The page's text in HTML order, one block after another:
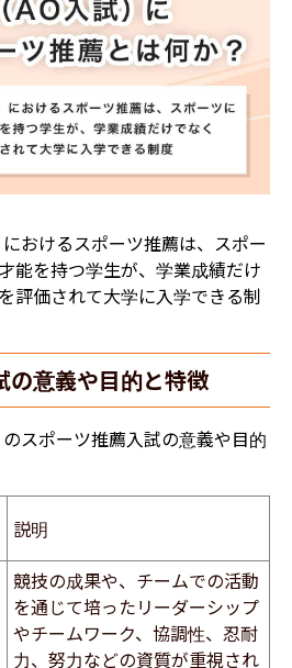
おけるスポーツ推薦は、スポー
能を持つ学生が、学業成績だけ
評価されて大学に入学できる制
の意義や目的と特徴
スポーツ推薦入試の意義や目的
説明
競技の成果や、チームでの活動
を通じて培ったリーダーシップ
やチームワーク、協調性、忍耐
力、努力などの資質が重視され